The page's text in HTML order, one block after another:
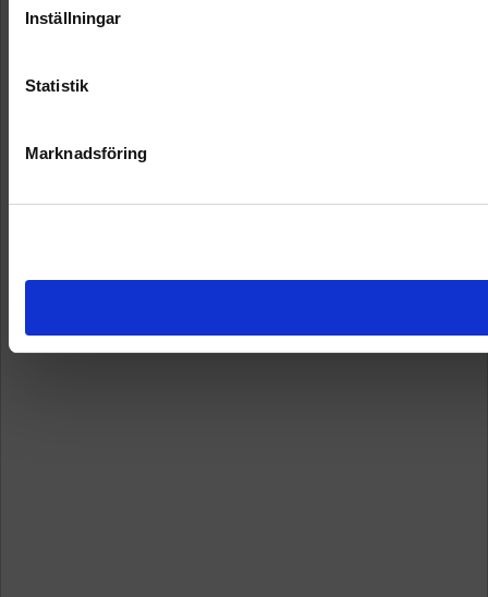
Inställningar
Statistik
Marknadsföring